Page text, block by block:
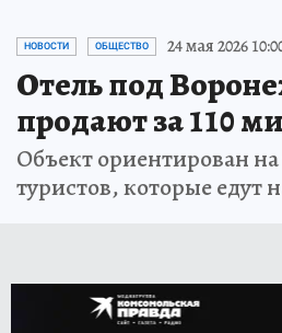
НОВОСТИ ОБЩЕСТВО 24 мая 2026
Отель под
продают за 110
Объект ориентирован
туристов, которые едут